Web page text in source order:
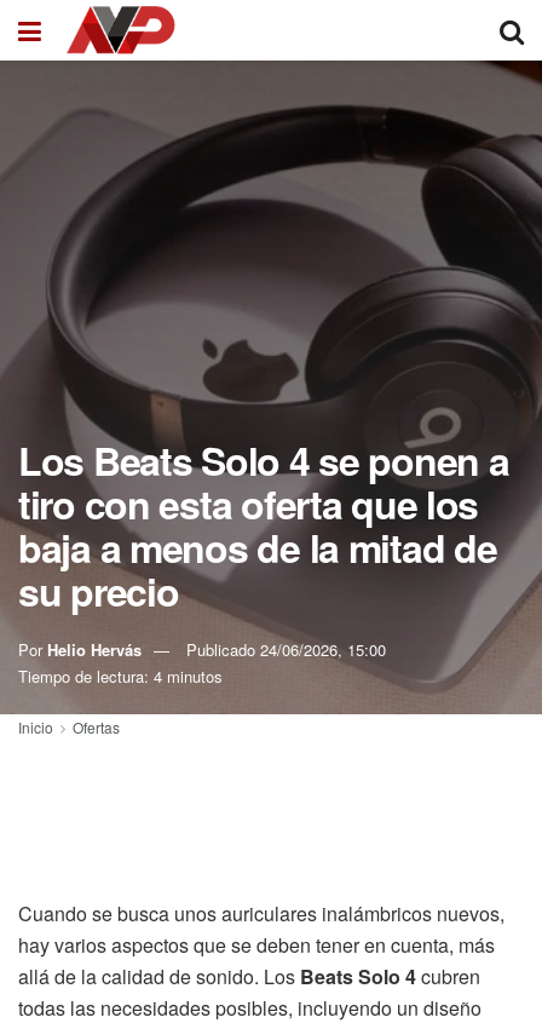
Los Beats Solo 4 se ponen a
tiro con esta oferta que los
baja a menos de la mitad de
su precio
Por Helio Hervás Publicado 24/06/2026, 15:00
Tiempo de lectura: 4 minutos
Inicio Ofertas
Cuando se busca unos auriculares inalámbricos nuevos,
hay varios aspectos que se deben tener en cuenta, más
allá de la calidad de sonido. Los Beats Solo 4cubren
todas las necesidades posibles, incluyendo un diseño